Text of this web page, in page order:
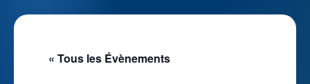
« Tous les Évènements